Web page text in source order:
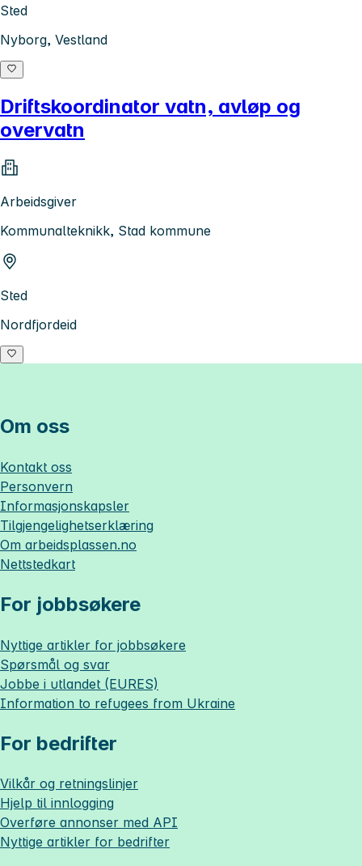
Sted
Nyborg, Vestland
Driftskoordinator vatn, avløp og
overvatn
Arbeidsgiver
Kommunalteknikk, Stad kommune
Sted
Nordfjordeid
Om oss
Kontakt oss
Personvern
Informasjonskapsler
Tilgjengelighetserklæring
Om arbeidsplassen.no
Nettstedkart
For jobbsøkere
Nyttige artikler for jobbsøkere
Spørsmål og svar
Jobbe i utlandet (EURES)
Information to refugees from Ukraine
For bedrifter
Vilkår og retningslinjer
Hjelp til innlogging
Overføre annonser med API
Nyttige artikler for bedrifter